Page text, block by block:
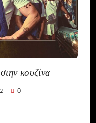
κουζίνα
0